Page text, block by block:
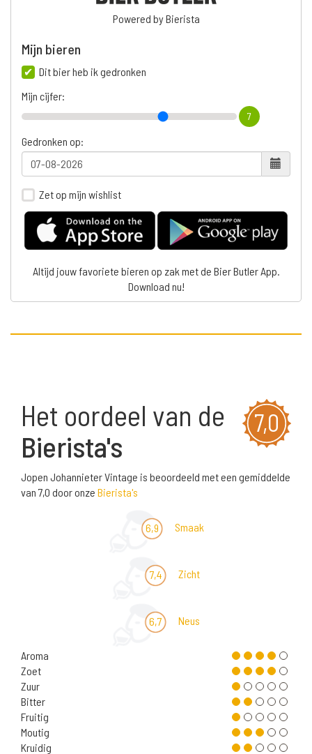
Powered by Bierista
Mijn bieren
Dit bier heb ik gedronken
Mijn cijfer:
7
Gedronken op:
Zet op mijn wishlist
Altijd jouw favoriete bieren op zak met de Bier Butler App.
Download nu!
7,0
Het oordeel van de
Bierista's
Jopen Johannieter Vintage is beoordeeld met een gemiddelde
van 7,0 door onze Bierista's
6,9 Smaak
7,4 Zicht
6,7 Neus
Aroma
Zoet
Zuur
Bitter
Fruitig
Moutig
Kruidig